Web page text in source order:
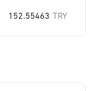
152.55463 TRY